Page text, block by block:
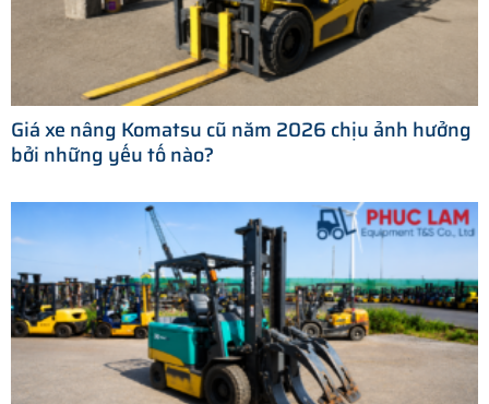
Giá xe nâng Komatsu cũ năm 2026 chịu ảnh hưởng
bởi những yếu tố nào?